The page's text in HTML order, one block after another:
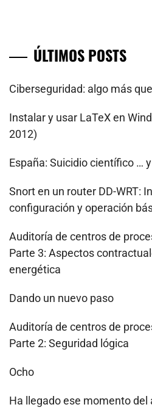
ÚLTIMOS POSTS
Ciberseguridad: algo más
Instalar y usar LaTeX en
2012)
España: Suicidio científico …
Snort en un router DD-WRT:
configuración y operación
Auditoría de centros de
Parte 3: Aspectos
energética
Dando un nuevo paso
Auditoría de centros de
Parte 2: Seguridad lógica
Ocho
Ha llegado ese momento del